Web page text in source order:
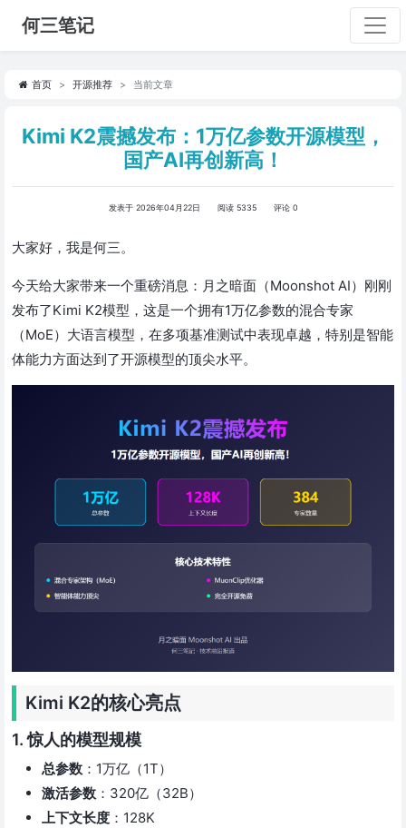
何三笔记
首页 开源推荐 当前文章
Kimi K2震撼发布：1万亿参数开源模型，
国产AI再创新高！
发表于 2026年04月22日 阅读 5335 评论 0
大家好，我是何三。
今天给大家带来一个重磅消息：月之暗面（Moonshot AI）刚刚
发布了Kimi K2模型，这是一个拥有1万亿参数的混合专家
（MoE）大语言模型，在多项基准测试中表现卓越，特别是智能
体能力方面达到了开源模型的顶尖水平。
Kimi K2的核心亮点
1. 惊人的模型规模
总参数 ：1万亿（1T）
激活参数 ：320亿（32B）
上下文长度 ：128K